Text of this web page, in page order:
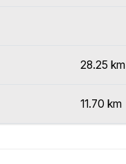
28.25 km
11.70 km